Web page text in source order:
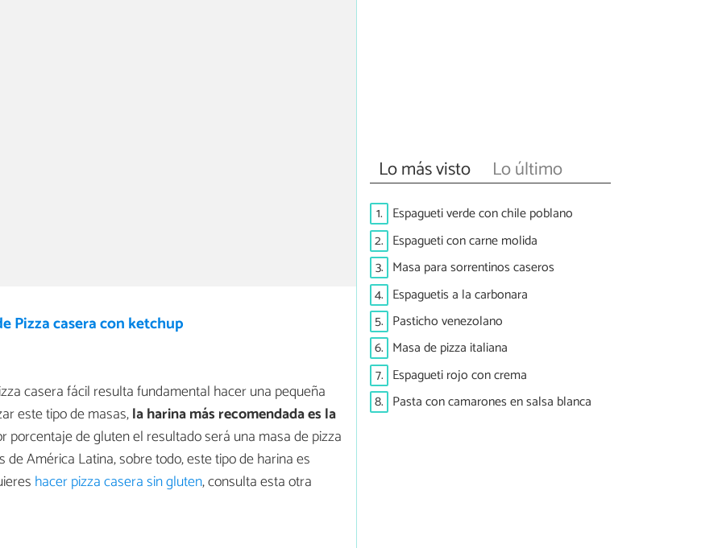
Pizza casera con ketchup
casera fácil resulta fundamental hacer una pequeña
este tipo de masas,la harina más recomendada es la
porcentaje de gluten el resultado será una masa de pizza
América Latina, sobre todo, este tipo de harina es
hacer pizza casera sin gluten, consulta esta otra
Lo más visto Lo último
1. Espagueti verde con chile poblano
2. Espagueti con carne molida
3. Masa para sorrentinos caseros
4. Espaguetis a la carbonara
5. Pasticho venezolano
6. Masa de pizza italiana
7. Espagueti rojo con crema
8. Pasta con camarones en salsa blanca